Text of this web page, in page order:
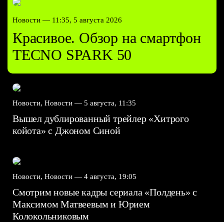
Новости — 11:35, 5 августа 2026
Красивое. Обзор на смартфон
TECNO SPARK 50
Новости, Новости — 5 августа, 11:35
Вышел дублированный трейлер «Хитрого
койота» с Джоном Синой
Новости, Новости — 4 августа, 19:05
Смотрим новые кадры сериала «Полдень» с
Максимом Матвеевым и Юрием
Колокольниковым